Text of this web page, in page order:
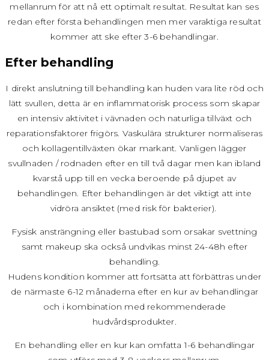
mellanrum för att nå ett optimalt resultat. Resultat kan ses
redan efter första behandlingen men mer varaktiga resultat
kommer att ske efter 3-6 behandlingar.
Efter behandling
I direkt anslutning till behandling kan huden vara lite röd och
lätt svullen, detta är en inflammatorisk process som skapar
en intensiv aktivitet i vävnaden och naturliga tillväxt och
reparationsfaktorer frigörs. Vaskulära strukturer normaliseras
och kollagentillväxten ökar markant. Vanligen lägger
svullnaden / rodnaden efter en till två dagar men kan ibland
kvarstå upp till en vecka beroende på djupet av
behandlingen. Efter behandlingen är det viktigt att inte
vidröra ansiktet (med risk för bakterier).
Fysisk ansträngning eller bastubad som orsakar svettning
samt makeup ska också undvikas minst 24-48h efter
behandling.
Hudens kondition kommer att fortsätta att förbättras under
de närmaste 6-12 månaderna efter en kur av behandlingar
och i kombination med rekommenderade
hudvårdsprodukter.
En behandling eller en kur kan omfatta 1-6 behandlingar